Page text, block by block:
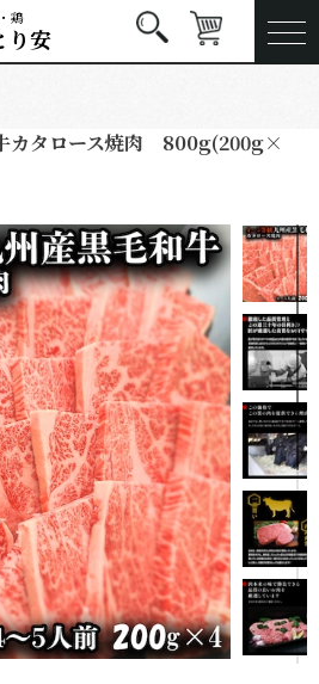
鶏
り安
カタロース焼肉 800g(200g×